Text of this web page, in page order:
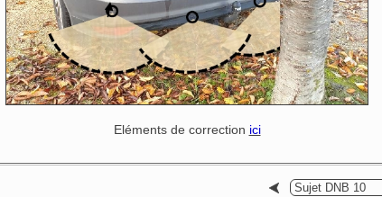
Eléments de correction ici